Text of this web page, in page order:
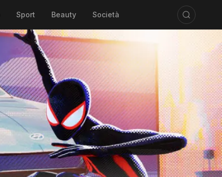
Sport Beauty Società